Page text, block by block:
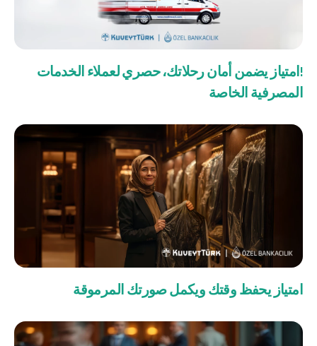
!امتياز يضمن أمان رحلاتك، حصري لعملاء الخدمات
المصرفية الخاصة
امتياز يحفظ وقتك ويكمل صورتك المرموقة